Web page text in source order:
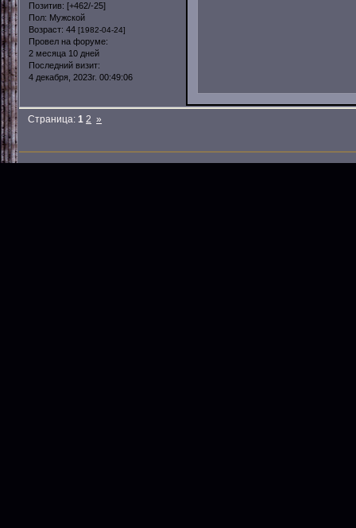
Позитив: [+462/-25]
Пол: Мужской
Возраст: 44 [1982-04-24]
Провел на форуме:
2 месяца 10 дней
Последний визит:
4 декабря, 2023г. 00:49:06
Страница:1 2 »